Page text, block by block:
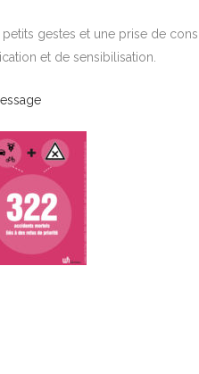
gestes et une prise de
et de sensibilisation.